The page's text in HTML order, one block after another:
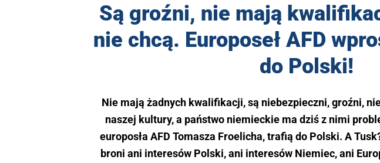
Są groźni, nie mają
nie chcą. Europoseł AFD
do Polski!
Nie mają żadnych kwalifikacji, są niebezpieczni, groźni,
naszej kultury, a państwo niemieckie ma dziś z nimi
europosła AFD Tomasza Froelicha, trafią do Polski. A
broni ani interesów Polski, ani interesów Niemiec, ani